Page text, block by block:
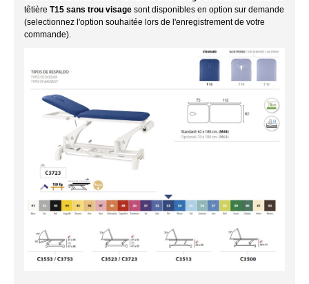
têtière T15 sans trou visage sont disponibles en option sur demande
(selectionnez l'option souhaitée lors de l'enregistrement de votre
commande).